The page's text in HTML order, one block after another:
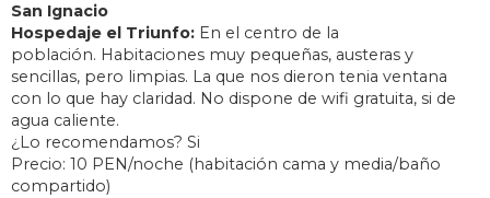
San Ignacio
Hospedaje el Triunfo: En el centro de la
población. Habitaciones muy pequeñas, austeras y
sencillas, pero limpias. La que nos dieron tenia ventana
con lo que hay claridad. No dispone de wifi gratuita, si de
agua caliente.
¿Lo recomendamos? Si
Precio: 10 PEN/noche (habitación cama y media/baño
compartido)